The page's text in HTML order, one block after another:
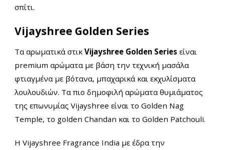
σπίτι.
Vijayshree Golden Series
Τα αρωματικά στικ Vijayshree Golden Series είναι
premium αρώματα με βάση την τεχνική μασάλα
φτιαγμένα με βότανα, μπαχαρικά και εκχυλίσματα
λουλουδιών. Τα πιο δημοφιλή αρώματα θυμιάματος
της επωνυμίας Vijayshree είναι το Golden Nag
Temple, το golden Chandan και το Golden Patchouli.
Η Vijayshree Fragrance India με έδρα την